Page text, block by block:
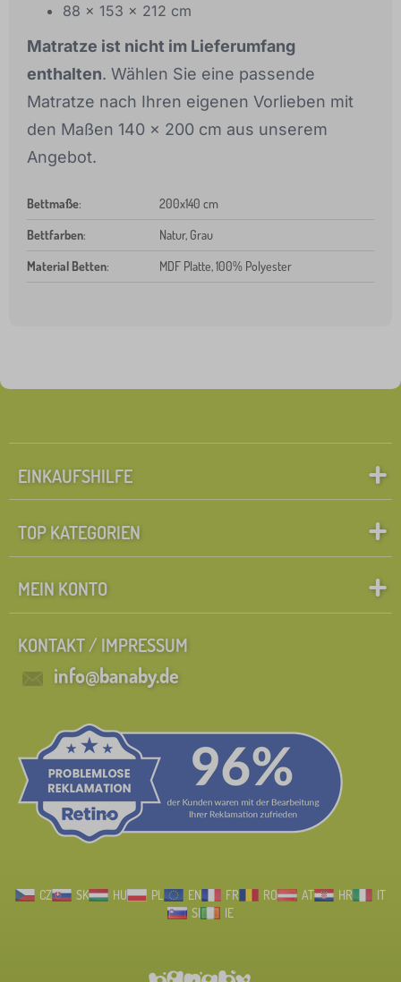
88 x 153 x 212 cm
Matratze ist nicht im Lieferumfang
enthalten. Wählen Sie eine passende
Matratze nach Ihren eigenen Vorlieben mit
den Maßen 140 x 200 cm aus unserem
Angebot.
Bettmaße: 200x140 cm
Bettfarben: Natur, Grau
Material Betten: MDF Platte, 100% Polyester
EINKAUFSHILFE
TOP KATEGORIEN
MEIN KONTO
KONTAKT / IMPRESSUM
info@banaby.de
CZ SK HU PL EN FR RO AT HR
IT
SI
IE